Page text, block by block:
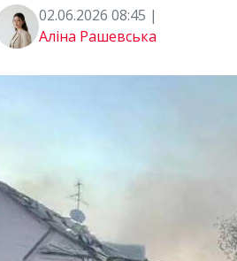
02.06.2026 08:45 |
Аліна Рашевська